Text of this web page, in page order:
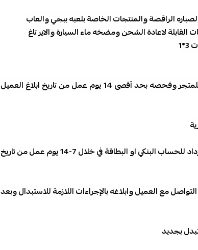
الراقصة والمنتجات الخاصة بلعبه ببجي والعاب
لاعادة الشحن ومضخه ماء السيارة والاير تاغ
في حاله الاستبدال بالضمان لابد من انتظار توافر المنتج أن ماكان غير متوفر بعد وصول الطلب المستبدل للمتجر وفحصه بحد أقصى 14 يوم عمل من تاريخ ابلاغ العميل
وفي حالة عدم التوفر يتم تحويل المبلغ المتبقي طبقا لسياسه المتجر بنفس طريقه الدفع ويكون مده الاسترداد للحساب البنكي او البطاقة في خلال 7-14 يوم عمل من تاريخ
عن اي شحنه مسترجعه له ولم يتم استبدالها في خلال 30 يوم من تاريخ التواصل مع العميل وابلاغه بالإجراءات اللازمة للاستبدال وبعد
بجديد